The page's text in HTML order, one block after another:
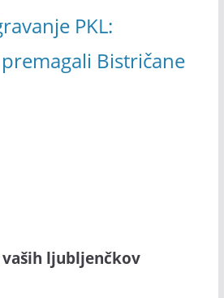
PKL:
Bistričane
ljubljenčkov